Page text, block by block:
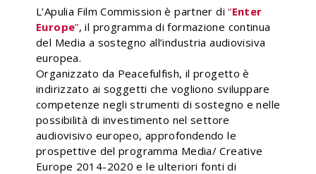
L’Apulia Film Commission è partner di“Enter
Europe”, il programma di formazione continua
del Media a sostegno all’industria audiovisiva
europea.
Organizzato da Peacefulfish, il progetto è
indirizzato ai soggetti che vogliono sviluppare
competenze negli strumenti di sostegno e nelle
possibilità di investimento nel settore
audiovisivo europeo, approfondendo le
prospettive del programma Media/ Creative
Europe 2014-2020 e le ulteriori fonti di